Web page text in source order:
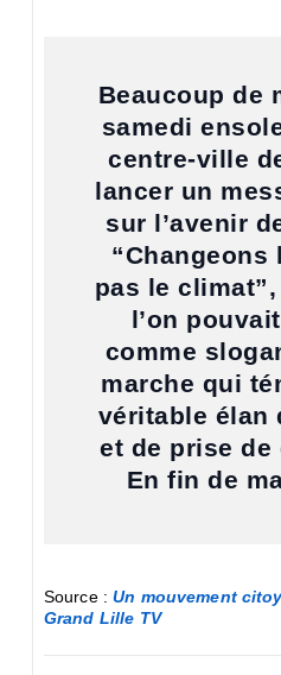
Beaucoup de
samedi
centre-ville
lancer un
sur l’avenir
“Changeons
pas le
l’on
comme
marche qui
véritable élan
et de prise de
En fin de
Source :Un mouvement
Grand Lille TV